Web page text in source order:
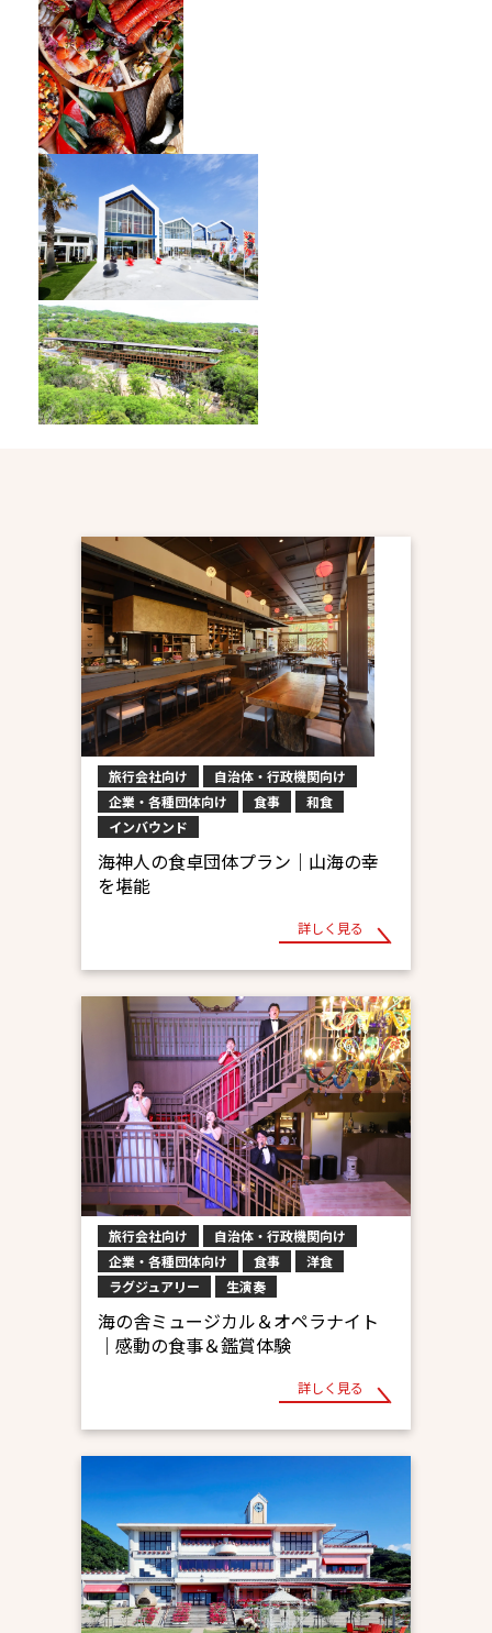
旅行会社向け
自治体・行政機関向け
企業・各種団体向け
食事
和食
インバウンド
海神人の食卓団体プラン｜山海の幸
を堪能
詳しく見る
旅行会社向け
自治体・行政機関向け
企業・各種団体向け
食事
洋食
ラグジュアリー
生演奏
海の舎ミュージカル＆オペラナイト
｜感動の食事＆鑑賞体験
詳しく見る